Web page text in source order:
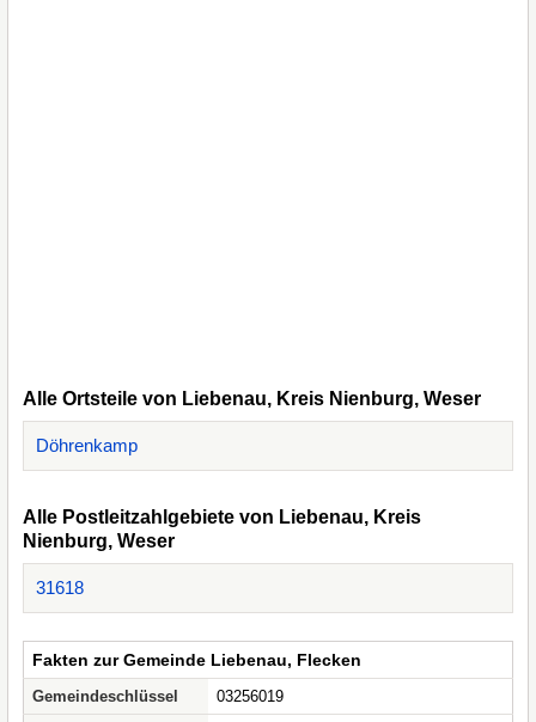
Alle Ortsteile von Liebenau, Kreis Nienburg, Weser
Döhrenkamp
Alle Postleitzahlgebiete von Liebenau, Kreis
Nienburg, Weser
31618
Fakten zur Gemeinde Liebenau, Flecken
Gemeindeschlüssel
03256019